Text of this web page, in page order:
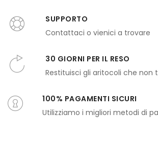
SUPPORTO
Contattaci o vienici a trovare
30 GIORNI PER IL RESO
Restituisci gli aritocoli che non
100% PAGAMENTI SICURI
Utilizziamo i migliori metodi di